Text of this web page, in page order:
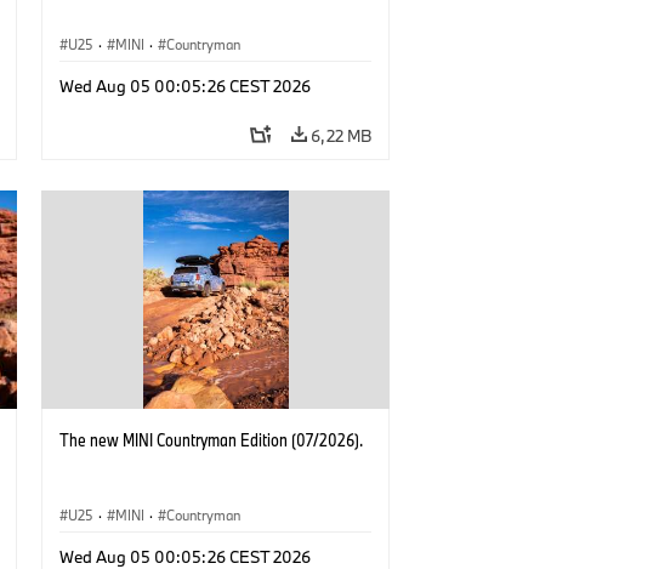
U25 · MINI · Countryman
Wed Aug 05 00:05:26 CEST 2026
6,22 MB
The new MINI Countryman Edition (07/2026).
U25 · MINI · Countryman
Wed Aug 05 00:05:26 CEST 2026